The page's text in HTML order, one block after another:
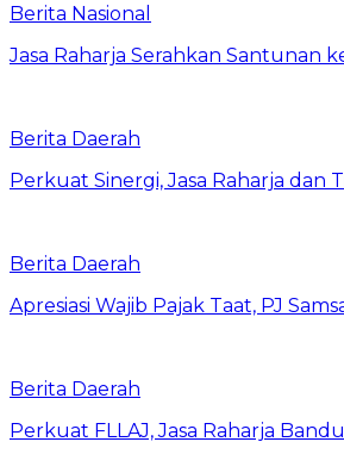
Berita Nasional
Jasa Raharja Serahkan Santunan
Berita Daerah
Perkuat Sinergi, Jasa Raharja dan
Berita Daerah
Apresiasi Wajib Pajak Taat, PJ
Berita Daerah
Perkuat FLLAJ, Jasa Raharja